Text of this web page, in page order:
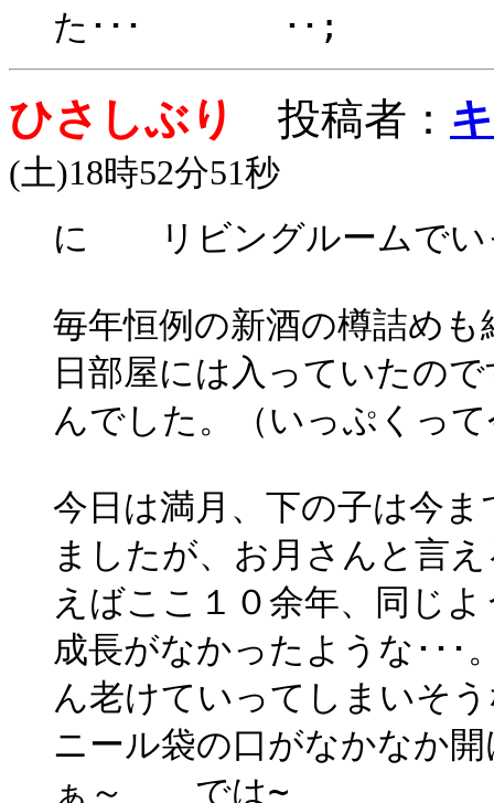
た･･･ ･･;
ひさしぶり 投稿者：
(土)18時52分51秒
に リビングルームでい
毎年恒例の新酒の樽詰め
日部屋には入っていたの
んでした。（いっぷくっ
今日は満月、下の子は今
ましたが、お月さんと言
えばここ１０余年、同じ
成長がなかったような･･･
ん老けていってしまいそ
ニール袋の口がなかなか
ぁ～ では~